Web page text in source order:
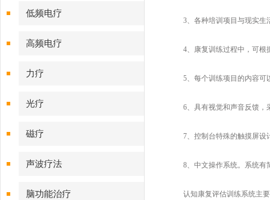
低频电疗
高频电疗
力疗
光疗
磁疗
声波疗法
脑功能治疗
3、各种培训项目与现实生活
4、康复训练过程中，可根
5、每个训练项目的内容可
6、具有视觉和声音反馈，
7、控制台特殊的触摸屏设
8、中文操作系统。系统有
认知康复评估训练系统主要